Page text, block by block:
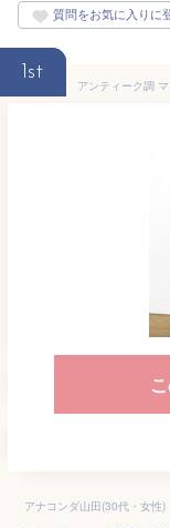
1st
アナコンダ山田(30代・女性)